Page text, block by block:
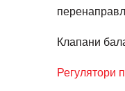
Клапани
Регулятори